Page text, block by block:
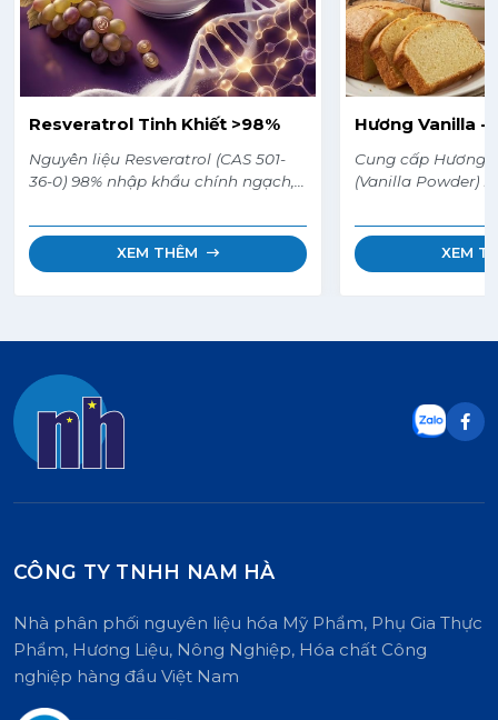
Resveratrol Tinh Khiết >98%
Nguyên liệu Resveratrol (CAS 501-
36-0) 98% nhập khẩu chính ngạch,
đầy đủ.
XEM THÊM
Hương Vanilla -
Cung cấp Hương
(Vanilla Powder)
nhiệt tốt, lưu
dùng làm bánh,
câu cá. Sẵn kho
XEM
CÔNG TY TNHH NAM HÀ
Nhà phân phối nguyên liệu hóa Mỹ Phẩm, Phụ Gia Thực
Phẩm, Hương Liệu, Nông Nghiệp, Hóa chất Công
nghiệp hàng đầu Việt Nam